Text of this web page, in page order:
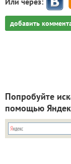
добавить
Попробуйте
помощью